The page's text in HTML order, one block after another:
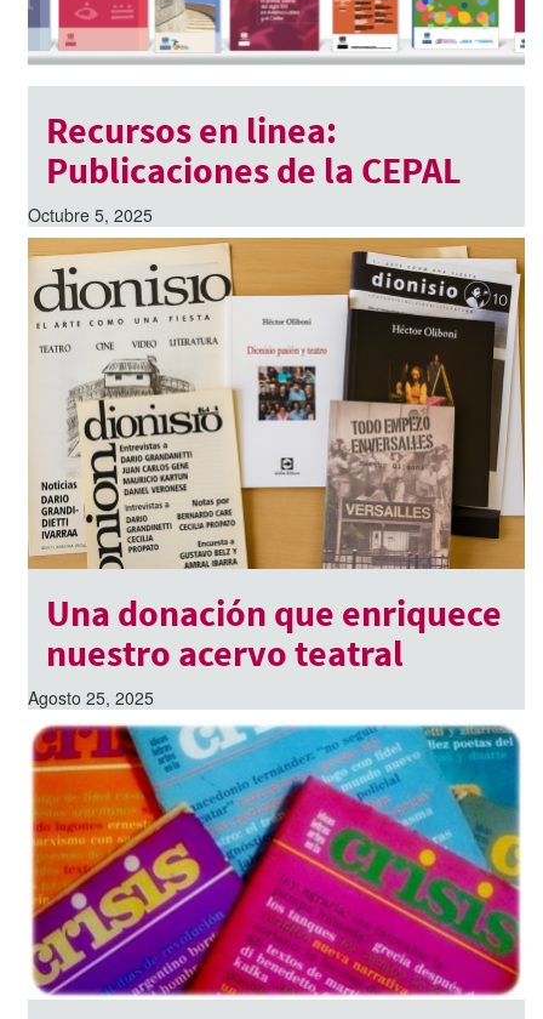
Recursos en linea:
Publicaciones de la CEPAL
Octubre 5, 2025
Una donación que enriquece
nuestro acervo teatral
Agosto 25, 2025